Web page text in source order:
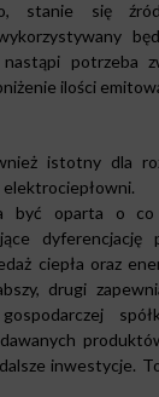
stanie się
potrzeba
ilości
istotny dla
być oparta o
ciepła oraz
drugi
inwestycje.